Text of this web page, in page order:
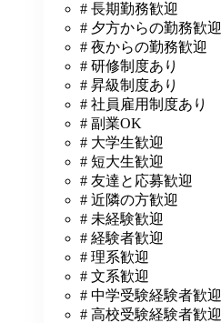
# 長期勤務歓迎
# 夕方からの勤務歓迎
# 夜からの勤務歓迎
# 研修制度あり
# 昇級制度あり
# 社員雇用制度あり
# 副業OK
# 大学生歓迎
# 短大生歓迎
# 友達と応募歓迎
# 近隣の方歓迎
# 未経験歓迎
# 経験者歓迎
# 理系歓迎
# 文系歓迎
# 中学受験経験者歓迎
# 高校受験経験者歓迎